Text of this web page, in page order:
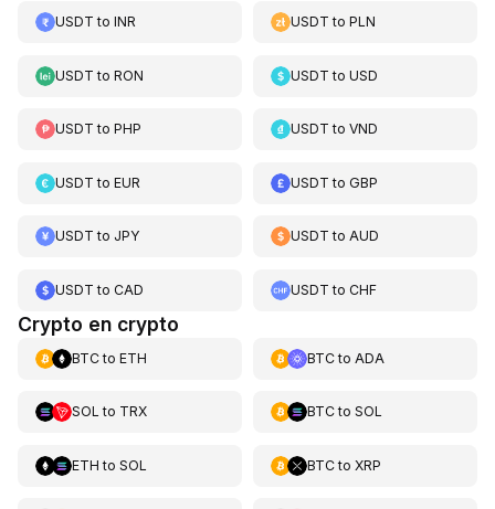
USDT to INR USDT toPLN
USDT to RON USDT toUSD
USDT to PHP USDT toVND
USDT to EUR USDT toGBP
USDT to JPY USDT toAUD
USDT to CAD USDT toCHF
Crypto en crypto
BTCto ETH BTCto ADA
SOL to TRX BTCto SOL
ETH to SOL BTCto XRP